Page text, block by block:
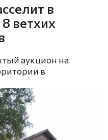
в
ветхих
аукцион на
в